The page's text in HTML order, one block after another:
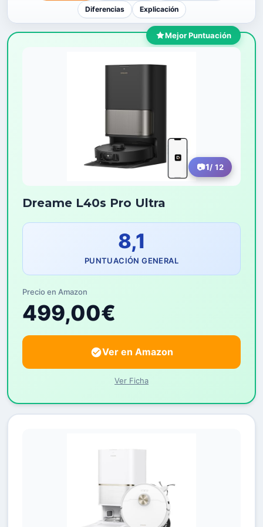
Diferencias
Explicación
Mejor Puntuación
1/ 12
Dreame L40s Pro Ultra
8,1
PUNTUACIÓN GENERAL
Precio en Amazon
499,00€
Ver en Amazon
Ver Ficha